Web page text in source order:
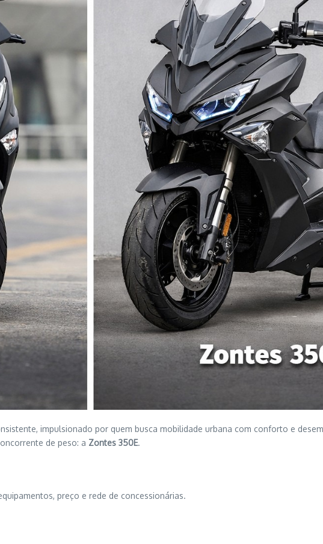
impulsionado por quem busca mobilidade urbana com conforto e
de peso: a Zontes 350E.
preço e rede de concessionárias.